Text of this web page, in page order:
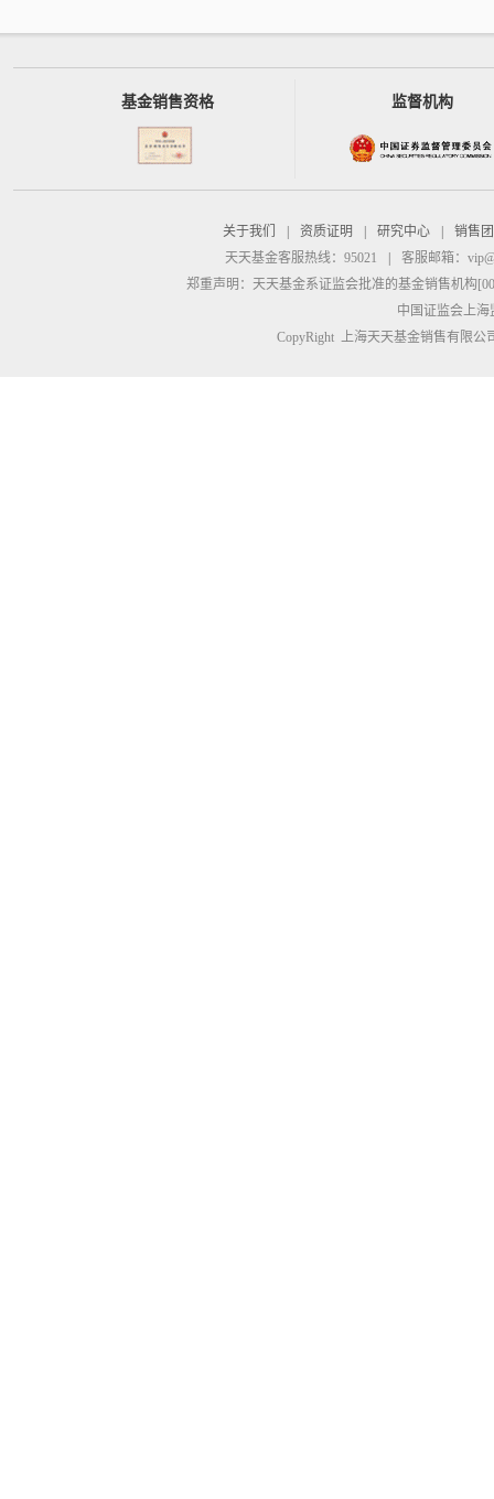
基金销售资格 监督机构
关于我们 资质证明 研究中心
销售
天天基金客服热线：95021
客服邮箱：
郑重声明： 天天基金系证监会批准的基金销售机构
中国证监会上
CopyRight 上海天天基金销售有限